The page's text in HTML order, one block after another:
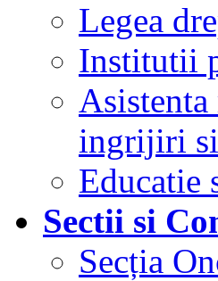
Legea
Institutii
ingrijiri si
Educatie
Sectii si
Secția